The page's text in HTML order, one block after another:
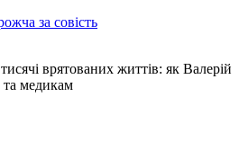
за совість